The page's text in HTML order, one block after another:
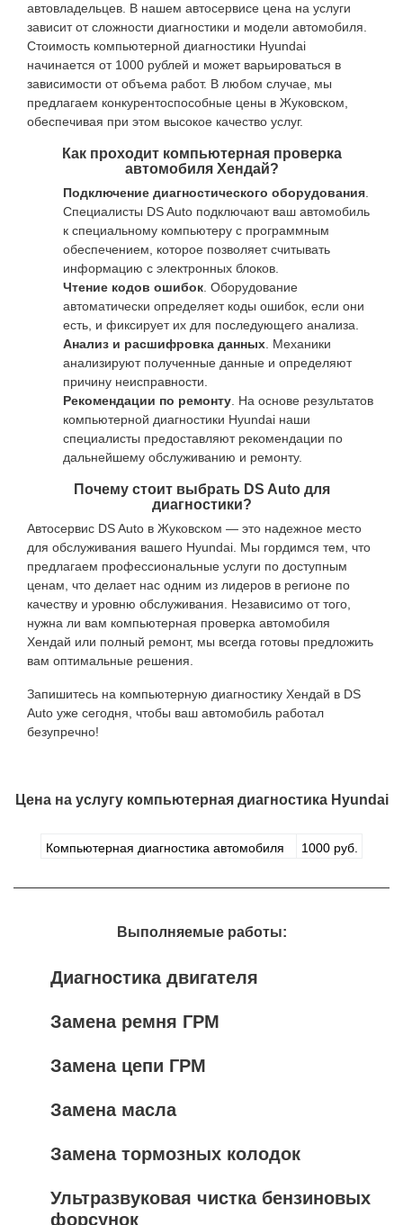
автовладельцев. В нашем автосервисе цена на услуги
зависит от сложности диагностики и модели автомобиля.
Стоимость компьютерной диагностики Hyundai
начинается от 1000 рублей и может варьироваться в
зависимости от объема работ. В любом случае, мы
предлагаем конкурентоспособные цены в Жуковском,
обеспечивая при этом высокое качество услуг.
Как проходит компьютерная проверка
автомобиля Хендай?
Подключение диагностического оборудования
Специалисты DS Auto подключают ваш автомобиль
к специальному компьютеру с программным
обеспечением, которое позволяет считывать
информацию с электронных блоков.
Чтение кодов ошибок . Оборудование
автоматически определяет коды ошибок, если они
есть, и фиксирует их для последующего анализа.
Анализ и расшифровка данных . Механики
анализируют полученные данные и определяют
причину неисправности.
Рекомендации по ремонту . На основе результатов
компьютерной диагностики Hyundai наши
специалисты предоставляют рекомендации по
дальнейшему обслуживанию и ремонту.
Почему стоит выбрать DS Auto для
диагностики?
Автосервис DS Auto в Жуковском — это надежное место
для обслуживания вашего Hyundai. Мы гордимся тем, что
предлагаем профессиональные услуги по доступным
ценам, что делает нас одним из лидеров в регионе по
качеству и уровню обслуживания. Независимо от того,
нужна ли вам компьютерная проверка автомобиля
Хендай или полный ремонт, мы всегда готовы предложить
вам оптимальные решения.
Запишитесь на компьютерную диагностику Хендай в DS
Auto уже сегодня, чтобы ваш автомобиль работал
безупречно!
Цена на услугу компьютерная диагностика Hyundai
Компьютерная диагностика автомобиля 1000 руб.
Выполняемые работы:
Диагностика двигателя
Замена ремня ГРМ
Замена цепи ГРМ
Замена масла
Замена тормозных колодок
Ультразвуковая чистка бензиновых
форсунок